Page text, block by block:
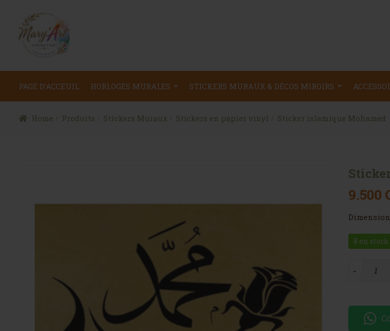
PAGE D’ACCEUIL HORLOGES MURALES STICKERS MURAUX & DÉCOS MIROIRS
Home Produits Stickers Muraux Stickers en papier vinyl Sticker islamique Mohamed
9.500
8 en stock
quantité
-
-